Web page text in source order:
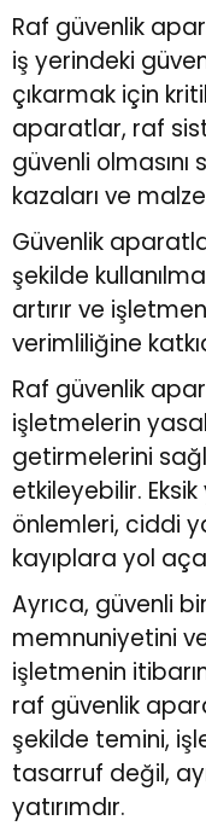
Raf güvenlik
iş yerindeki
çıkarmak için
aparatlar, raf
güvenli
kazaları ve
Güvenlik
şekilde
artırır ve
verimliliğine
Raf güvenlik
işletmelerin
getirmelerini
etkileyebilir.
önlemleri, ciddi
kayıplara yol
Ayrıca, güvenli
memnuniyetini
işletmenin
raf güvenlik
şekilde temini,
tasarruf değil,
yatırımdır.